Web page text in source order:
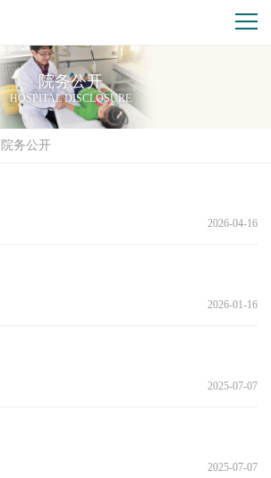
院务公开
HOSPITAL DISCLOSURE
院务公开
2026-04-16
2026-01-16
2025-07-07
2025-07-07